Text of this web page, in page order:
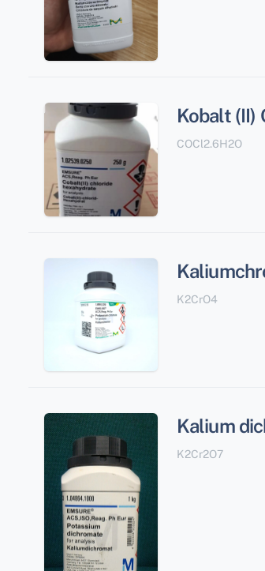
Kobalt (II)
COCl2.6H2O
K2CrO4
Kalium
K2Cr2O7